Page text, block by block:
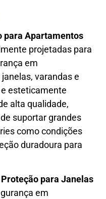
para Apartamentos
projetadas para
em
varandas e
esteticamente
alta qualidade,
suportar grandes
como condições
duradoura para
Proteção para Janelas
em